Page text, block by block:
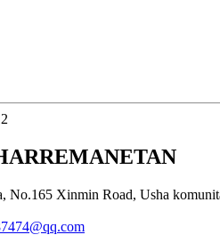
No.165 Xinmin Road, Usha